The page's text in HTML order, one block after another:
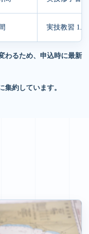
実技教習 1.5
わるため、申込時に最新
集約しています。